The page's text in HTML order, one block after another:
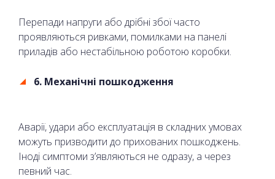
Перепади напруги або дрібні збої часто
проявляються ривками, помилками на панелі
приладів або нестабільною роботою коробки.
6. Механічні пошкодження
Аварії, удари або експлуатація в складних умовах
можуть призводити до прихованих пошкоджень.
Іноді симптоми з’являються не одразу, а через
певний час.